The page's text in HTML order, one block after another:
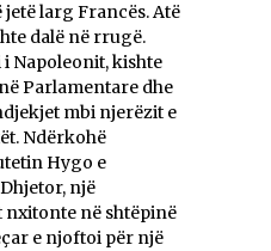
jetë larg Francës. Atë
dalë në rrugë.
Napoleonit, kishte
Parlamentare dhe
mbi njerëzit e
Ndërkohë
Hygo e
një
nxitonte në shtëpinë
e njoftoi për një